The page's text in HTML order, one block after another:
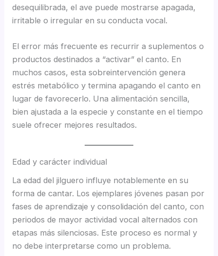
desequilibrada, el ave puede mostrarse apagada,
irritable o irregular en su conducta vocal.
El error más frecuente es recurrir a suplementos o
productos destinados a “activar” el canto. En
muchos casos, esta sobreintervención genera
estrés metabólico y termina apagando el canto en
lugar de favorecerlo. Una alimentación sencilla,
bien ajustada a la especie y constante en el tiempo
suele ofrecer mejores resultados.
Edad y carácter individual
La edad del jilguero influye notablemente en su
forma de cantar. Los ejemplares jóvenes pasan por
fases de aprendizaje y consolidación del canto, con
periodos de mayor actividad vocal alternados con
etapas más silenciosas. Este proceso es normal y
no debe interpretarse como un problema.